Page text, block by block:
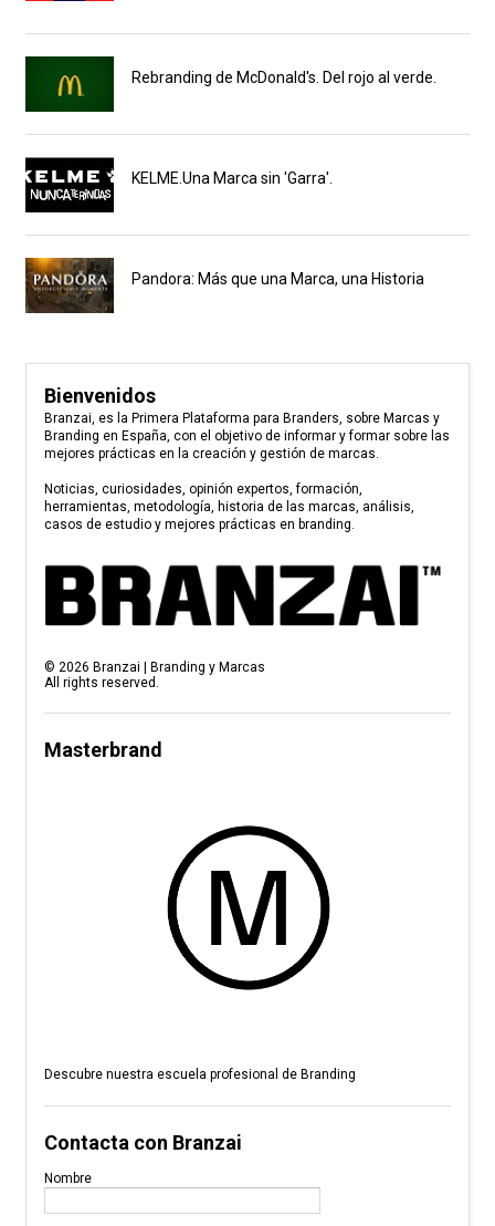
Rebranding de McDonald's. Del rojo al verde.
KELME.Una Marca sin 'Garra'.
Pandora: Más que una Marca, una Historia
Bienvenidos
Branzai, es la Primera Plataforma para Branders, sobre Marcas y
Branding en España, con el objetivo de informar y formar sobre las
mejores prácticas en la creación y gestión de marcas.
Noticias, curiosidades, opinión expertos, formación,
herramientas, metodología, historia de las marcas, análisis,
casos de estudio y mejores prácticas en branding.
© 2026 Branzai | Branding y Marcas
All rights reserved.
Masterbrand
Descubre nuestra escuela profesional de Branding
Contacta con Branzai
Nombre